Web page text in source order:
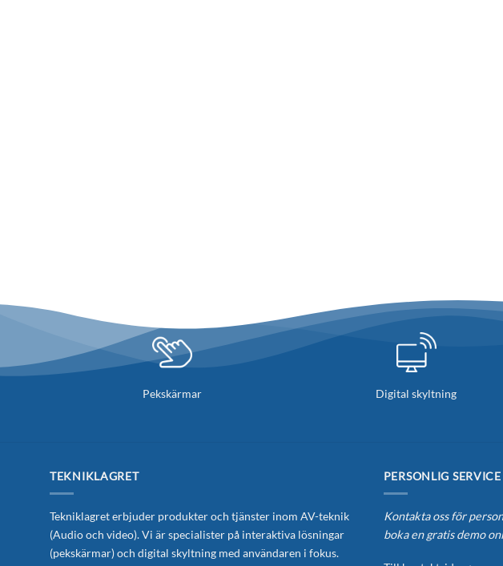
Pekskärmar Digital skyltning
TEKNIKLAGRET
Tekniklagret erbjuder produkter och tjänster inom AV-teknik
(Audio och video). Vi är specialister på interaktiva lösningar
(pekskärmar) och digital skyltning med användaren i fokus.
PERSONLIG SERVICE
Kontakta oss för
boka en gratis demo